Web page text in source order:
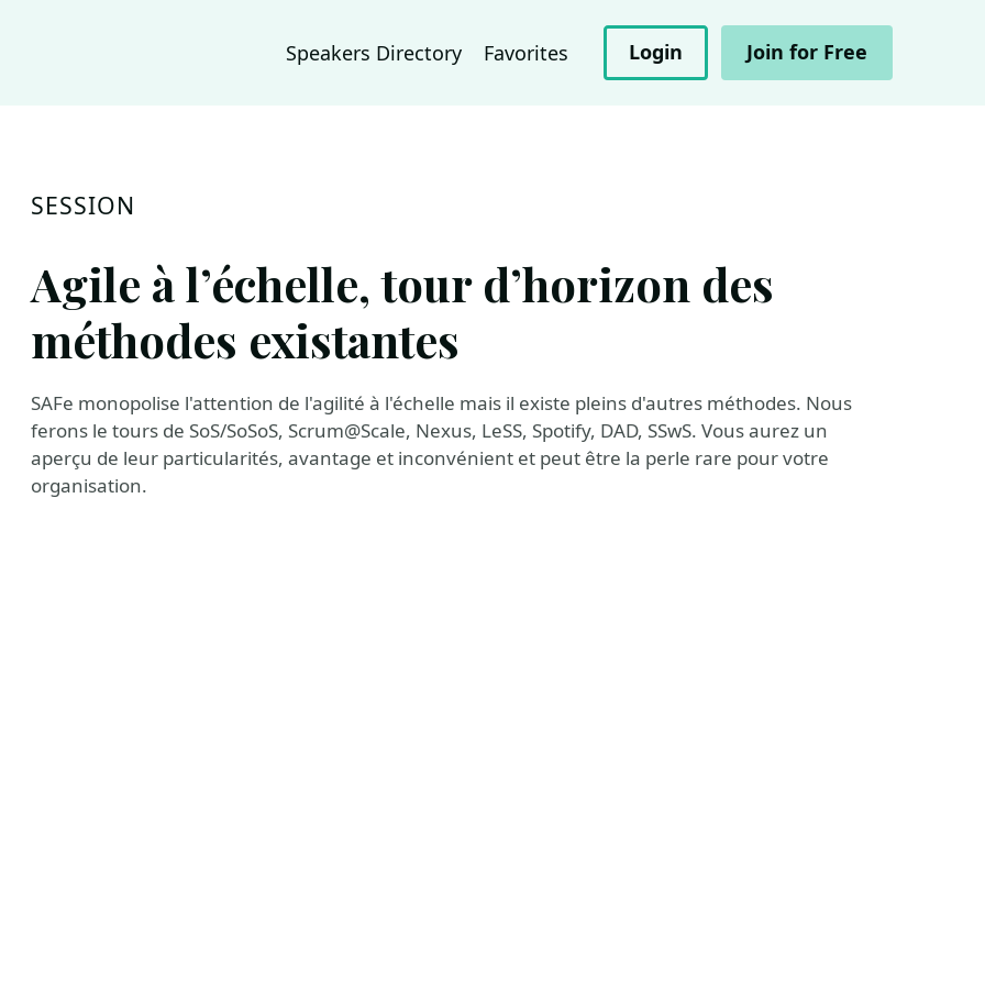
Speakers Directory Favorites Login Join for Free
SESSION
Agile à l’échelle, tour d’horizon des
méthodes existantes
SAFe monopolise l'attention de l'agilité à l'échelle mais il existe pleins d'autres méthodes. Nous
ferons le tours de SoS/SoSoS, Scrum@Scale, Nexus, LeSS, Spotify, DAD, SSwS. Vous aurez un
aperçu de leur particularités, avantage et inconvénient et peut être la perle rare pour votre
organisation.